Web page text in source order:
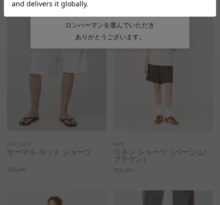
LES TIEN
サーマル ヨット ショーツ
¥28,600
RHC
リネン ショーツ（ベージュ/
ブラウン）
¥28,600